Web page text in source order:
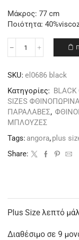
Μάκρος: 77 cm
Ποιότητα:
SKU: el0686 black
Κατηγορίες: BLACK
SIZES
ΠΑΡΑΛΑΒΕΣ,
ΜΠΛΟΥΖΕΣ
Tags: angora,plus
Share:
Plus Size λεπτό
Διαθέσιμο σε 9